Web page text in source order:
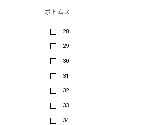
ボトムス
28
29
30
31
32
33
34